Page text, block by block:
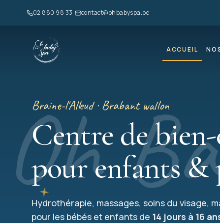
02 880 98 33 contact@ohbabyspa.be
ACCUEIL
Oh
Braine-l'Alleud · Brabant wallon
Centre de
pour enfants &
Hydrothérapie, massages, soins du visage,
pour les bébés et enfants de 14 jours à 16